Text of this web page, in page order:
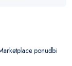
ponudbi